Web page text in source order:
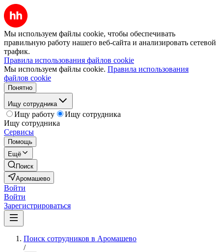
Мы используем файлы cookie, чтобы обеспечивать
правильную работу нашего веб-сайта и анализировать сетевой
трафик.
Правила использования файлов cookie
Мы используем файлы cookie. Правила использования
файлов cookie
Понятно
Ищу сотрудника
Ищу работу
Ищу сотрудника
Ищу сотрудника
Сервисы
Помощь
Ещё
Поиск
Аромашево
Войти
Войти
Зарегистрироваться
Поиск сотрудников в Аромашево
/